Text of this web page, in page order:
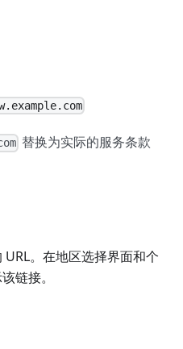
替换为实际的服务条款
。在地区选择界面和个
链接。